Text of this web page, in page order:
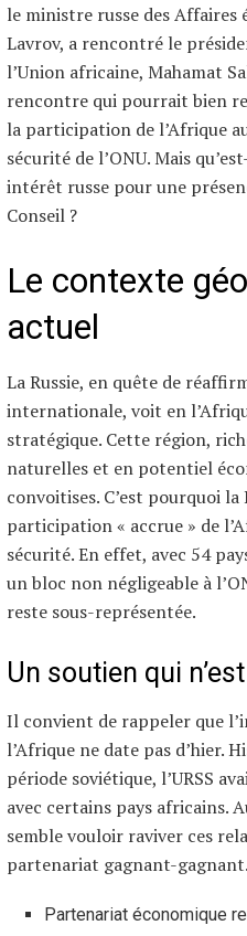
le ministre russe des Affaires
Lavrov, a rencontré le
l’Union africaine, Mahamat
rencontre qui pourrait bien
la participation de l’Afrique
sécurité de l’ONU. Mais
intérêt russe pour une
Conseil ?
Le contexte
actuel
La Russie, en quête de
internationale, voit en
stratégique. Cette région,
naturelles et en potentiel
convoitises. C’est pourquoi
participation « accrue » de
sécurité. En effet, avec 54
un bloc non négligeable à
reste sous-représentée.
Un soutien qui
Il convient de rappeler que
l’Afrique ne date pas d’hier.
période soviétique, l’URSS
avec certains pays africains.
semble vouloir raviver ces
partenariat gagnant-gagnant.
Partenariat économique